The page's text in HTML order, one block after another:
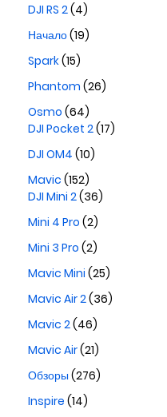
DJI RS 2(4)
Начало(19)
Spark(15)
Phantom (26)
Osmo (64)
DJI Pocket 2(17)
DJI OM4 (10)
Mavic (152)
DJI Mini 2(36)
Mini 4 Pro (2)
Mini 3 Pro (2)
Mavic Mini (25)
Mavic Air 2(36)
Mavic 2(46)
Mavic Air(21)
Обзоры(276)
Inspire (14)